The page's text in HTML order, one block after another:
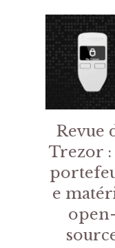
Revue
Trezor :
e
open-